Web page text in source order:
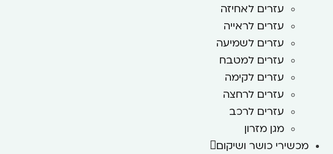
עזרים לאחיזה
עזרים לראייה
עזרים לשמיעה
עזרים למטבח
עזרים לקימה
עזרים לרחצה
עזרים לרכב
מגן מזרון
מכשירי כושר ושיקום